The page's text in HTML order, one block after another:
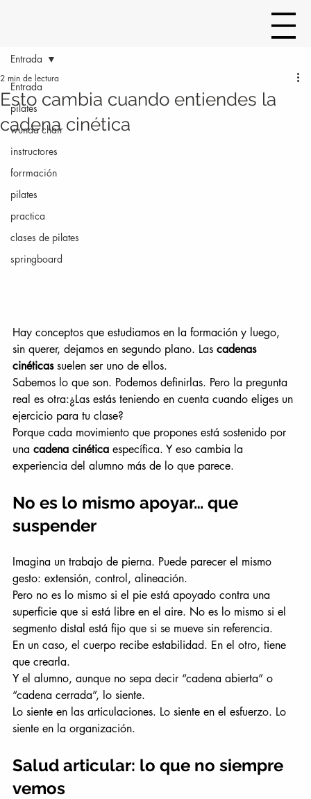
Entrada
pilates
wunda chair
instructores
forrmación
pilates
practica
clases de pilates
springboard
Entrada
Esto cambia cuando entiendes la
cadena cinética
2 min de lectura
Hay conceptos que estudiamos en la formación y luego,
sin querer, dejamos en segundo plano. Las cadenas
cinéticas suelen ser uno de ellos.
Sabemos lo que son. Podemos definirlas. Pero la pregunta
real es otra:¿Las estás teniendo en cuenta cuando eliges un
ejercicio para tu clase?
Porque cada movimiento que propones está sostenido por
una cadena cinética específica. Y eso cambia la
experiencia del alumno más de lo que parece.
No es lo mismo apoyar… que
suspender
Imagina un trabajo de pierna. Puede parecer el mismo
gesto: extensión, control, alineación.
Pero no es lo mismo si el pie está apoyado contra una
superficie que si está libre en el aire. No es lo mismo si el
segmento distal está fijo que si se mueve sin referencia.
En un caso, el cuerpo recibe estabilidad. En el otro, tiene
que crearla.
Y el alumno, aunque no sepa decir “cadena abierta” o
“cadena cerrada”, lo siente.
Lo siente en las articulaciones. Lo siente en el esfuerzo. Lo
siente en la organización.
Salud articular: lo que no siempre
vemos